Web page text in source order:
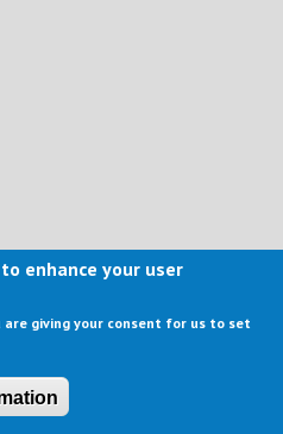
enhance your user
are giving your consent for us to set